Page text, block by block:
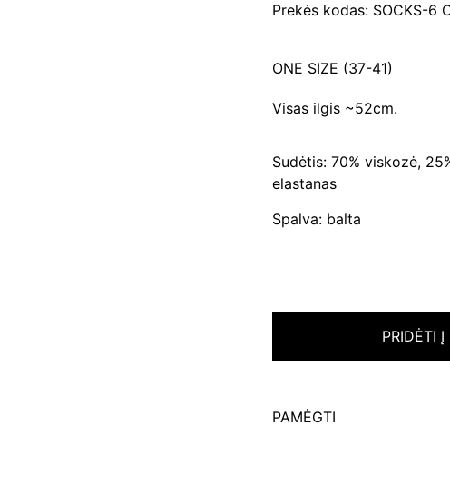
Prekės kodas: SOCKS-6
ONE SIZE (37-41)
Visas ilgis ~52cm.
Sudėtis: 70% viskozė,
elastanas
Spalva: balta
PRIDĖTI Į
PAMĖGTI